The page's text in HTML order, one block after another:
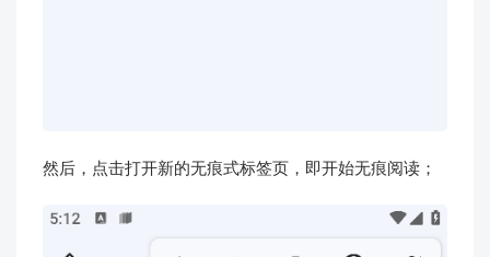
然后，点击打开新的无痕式标签页，即开始无痕阅读；